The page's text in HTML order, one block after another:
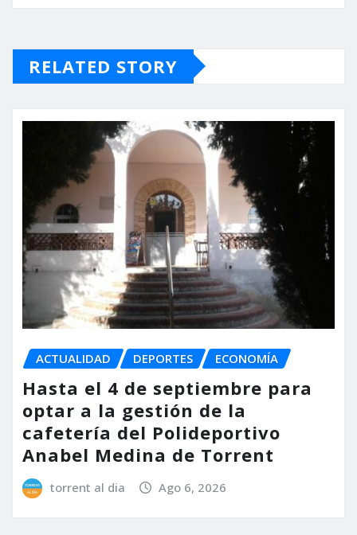
RELATED STORY
ACTUALIDAD DEPORTES ECONOMÍA
Hasta el 4 de septiembre para
optar a la gestión de la
cafetería del Polideportivo
Anabel Medina de Torrent
torrent al dia Ago 6, 2026